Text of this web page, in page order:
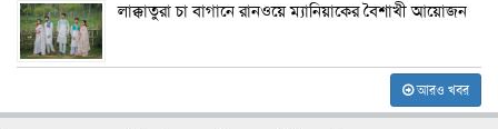
লাক্কাতুরা চা বাগানে রানওয়ে ম্যানিয়াকের বৈশাখী আয়োজন
আরও খবর